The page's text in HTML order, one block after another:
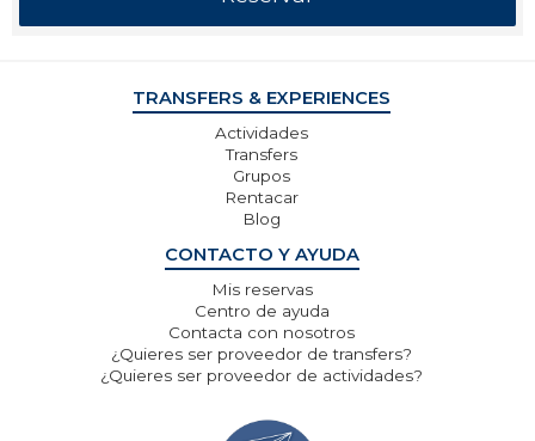
TRANSFERS & EXPERIENCES
Actividades
Transfers
Grupos
Rentacar
Blog
CONTACTO Y AYUDA
Mis reservas
Centro de ayuda
Contacta con nosotros
¿Quieres ser proveedor de transfers?
¿Quieres ser proveedor de actividades?